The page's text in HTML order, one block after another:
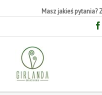
Masz jakieś pytania?